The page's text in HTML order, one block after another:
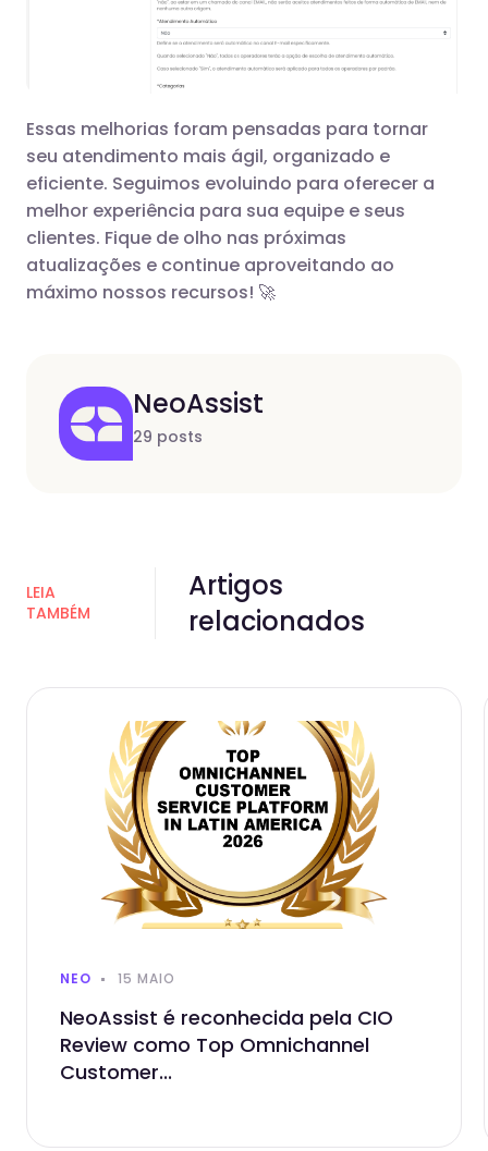
Essas melhorias foram pensadas para tornar
seu atendimento mais ágil, organizado e
eficiente. Seguimos evoluindo para oferecer a
melhor experiência para sua equipe e seus
clientes. Fique de olho nas próximas
atualizações e continue aproveitando ao
máximo nossos recursos! 🚀
NeoAssist
29 posts
LEIA
TAMBÉM
Artigos
relacionados
NEO 15 MAIO
NeoAssist é reconhecida pela CIO
Review como Top Omnichannel
Customer...